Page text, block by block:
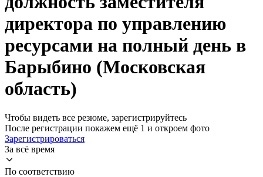
директора по управлению
ресурсами на полный день в
Барыбино (Московская
область)
Чтобы видеть все резюме, зарегистрируйтесь
После регистрации покажем ещё 1 и откроем фото
Зарегистрироваться
За всё время
По соответствию